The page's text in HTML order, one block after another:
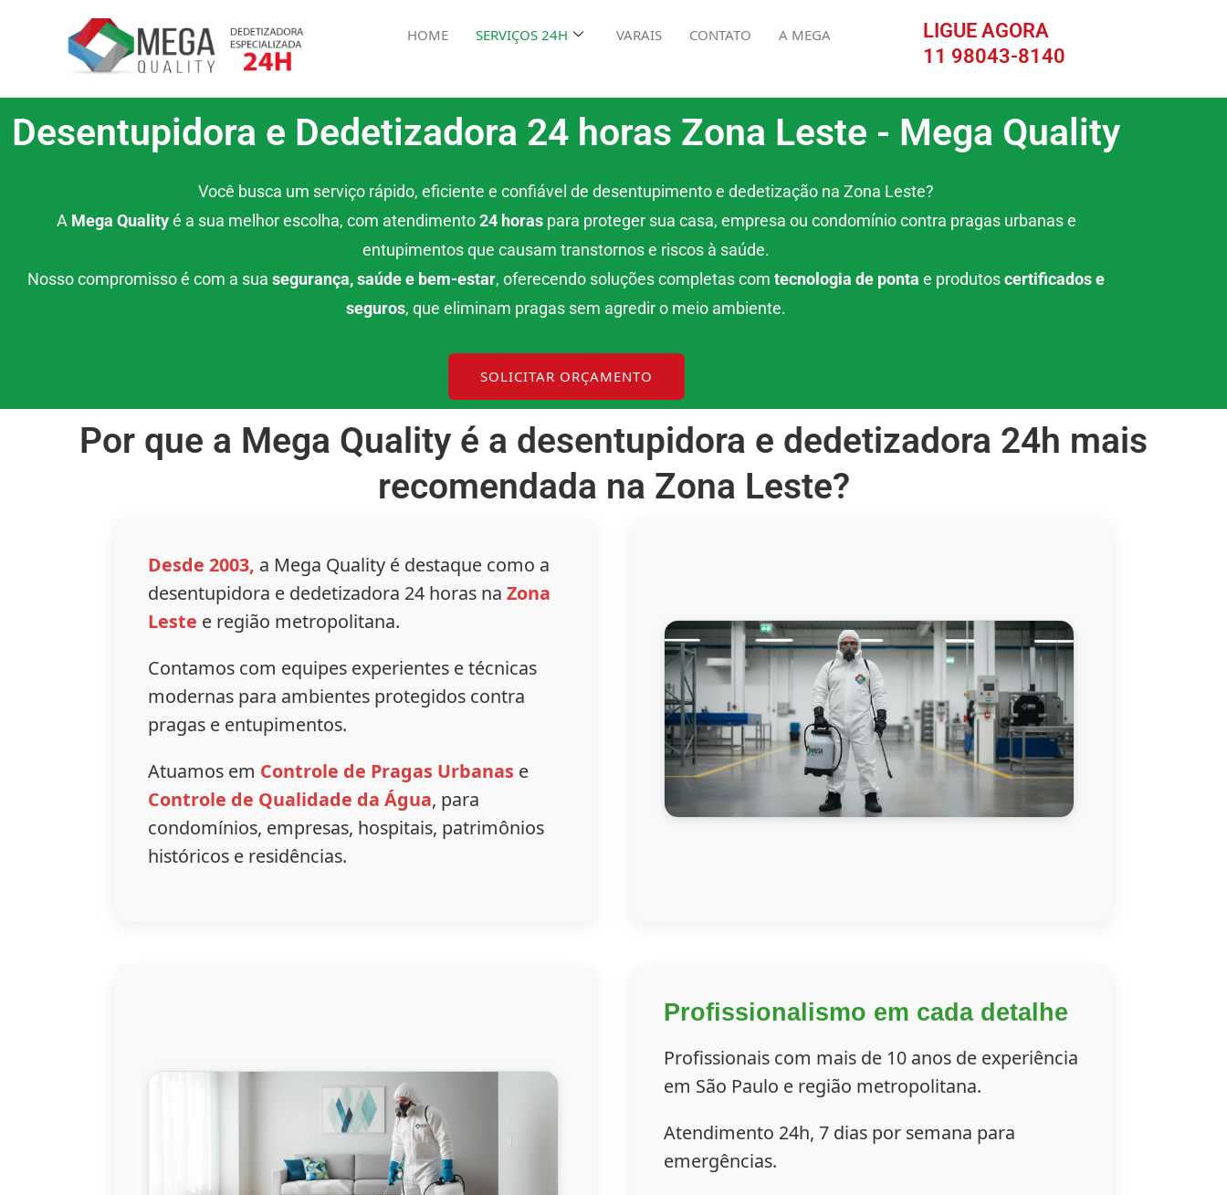
conteúdo
HOME SERVIÇOS 24H VARAIS CONTATO A MEGA
LIGUE AGORA
11 98043-8140​
Desentupidora e Dedetizadora 24 horas Zona Leste - Mega Quality
Você busca um serviço rápido, eficiente e confiável de desentupimento e dedetização na Zona Leste?
A Mega Qualityé a sua melhor escolha, com atendimento24 horaspara proteger sua casa, empresa ou condomínio contra pragas urbanas e
entupimentos que causam transtornos e riscos à saúde.
Nosso compromisso é com a sua segurança, saúde e bem-estar, oferecendo soluções completas com tecnologia de ponta e produtoscertificados e
seguros, que eliminam pragas sem agredir o meio ambiente.
SOLICITAR ORÇAMENTO
Por que a Mega Quality é a desentupidora e dedetizadora 24h mais
recomendada na Zona Leste?
Desde 2003, a Mega Quality é destaque como a
desentupidora e dedetizadora 24 horas na Zona
Leste e região metropolitana.
Contamos com equipes experientes e técnicas
modernas para ambientes protegidos contra
pragas e entupimentos.
Atuamos em Controle de Pragas Urbanas e
Controle de Qualidade da Água, para
condomínios, empresas, hospitais, patrimônios
históricos e residências.
Profissionalismo em cada detalhe
Profissionais com mais de 10 anos de experiência
em São Paulo e região metropolitana.
Atendimento 24h, 7 dias por semana para
emergências.